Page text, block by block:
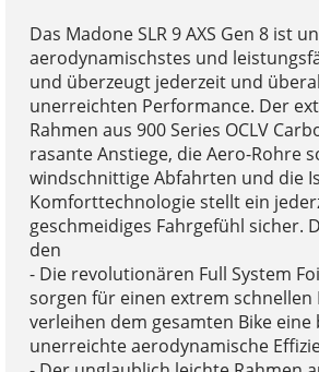
Das Madone SLR 9 AXS Gen 8 ist
aerodynamischstes und
und überzeugt jederzeit und
unerreichten Performance. Der
Rahmen aus 900 Series OCLV
rasante Anstiege, die Aero-Rohre
windschnittige Abfahrten und die
Komforttechnologie stellt ein
geschmeidiges Fahrgefühl sicher.
den
- Die revolutionären Full System
sorgen für einen extrem schnellen
verleihen dem gesamten Bike eine
unerreichte aerodynamische